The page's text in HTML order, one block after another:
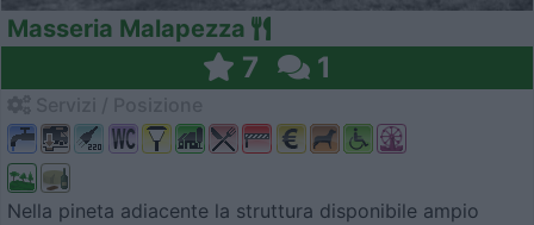
Masseria Malapezza
7 1
Nella pineta adiacente la struttura disponibile ampio